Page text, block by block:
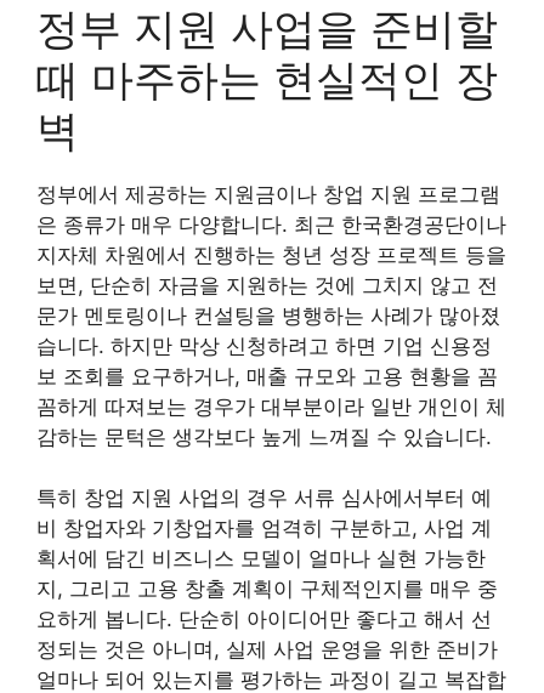
정부 지원 사업을 준비할
때 마주하는 현실적인 장
벽
정부에서 제공하는 지원금이나 창업 지원 프로그램
은 종류가 매우 다양합니다. 최근 한국환경공단이나
지자체 차원에서 진행하는 청년 성장 프로젝트 등을
보면, 단순히 자금을 지원하는 것에 그치지 않고 전
문가 멘토링이나 컨설팅을 병행하는 사례가 많아졌
습니다. 하지만 막상 신청하려고 하면 기업 신용정
보 조회를 요구하거나, 매출 규모와 고용 현황을 꼼
꼼하게 따져보는 경우가 대부분이라 일반 개인이 체
감하는 문턱은 생각보다 높게 느껴질 수 있습니다.
특히 창업 지원 사업의 경우 서류 심사에서부터 예
비 창업자와 기창업자를 엄격히 구분하고, 사업 계
획서에 담긴 비즈니스 모델이 얼마나 실현 가능한
지, 그리고 고용 창출 계획이 구체적인지를 매우 중
요하게 봅니다. 단순히 아이디어만 좋다고 해서 선
정되는 것은 아니며, 실제 사업 운영을 위한 준비가
얼마나 되어 있는지를 평가하는 과정이 길고 복잡합